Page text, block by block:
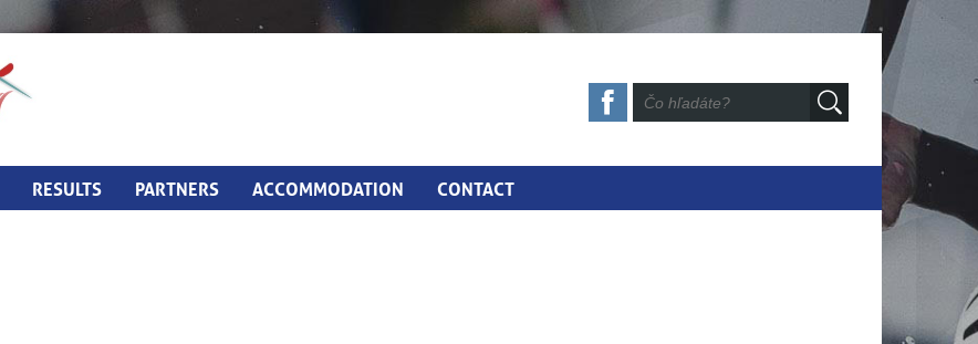
RESULTS PARTNERS ACCOMMODATION CONTACT